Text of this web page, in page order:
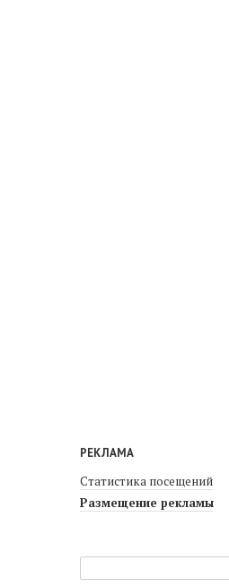
РЕКЛАМА
Статистика посещений
Размещение рекламы